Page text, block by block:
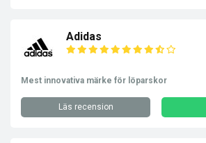
Adidas
Mest innovativa märke för löparskor
Läs recension